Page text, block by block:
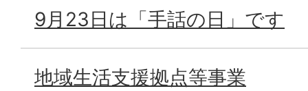
9月23日は「手話の日」です
地域生活支援拠点等事業